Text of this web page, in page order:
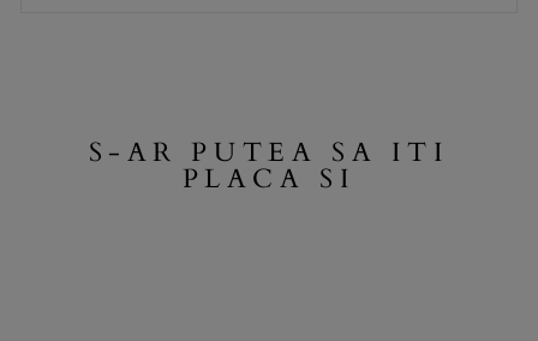
S-AR PUTEA SA ITI
PLACA SI